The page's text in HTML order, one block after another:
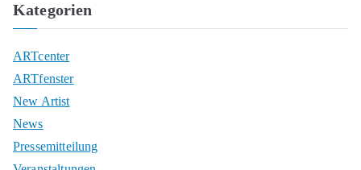
Kategorien
ARTcenter
ARTfenster
New Artist
News
Pressemitteilung